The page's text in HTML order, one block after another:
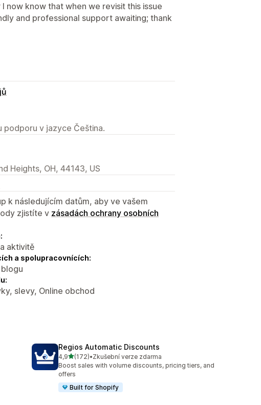
now know that when we revisit this issue
and professional support awaiting; thank
v jazyce Čeština.
Heights, OH, 44143, US
k následujícím datům, aby ve vašem
zjistíte v zásadách ochrany osobních
aktivitě
a spolupracovnících:
slevy, Online obchod
Regios Automatic Discounts
4,9z 5 hvězd
(172)
Celkový počet recenzí: 172
•Zkušební verze zdarma
Boost sales with volume discounts, pricing tiers, and
offers
Built for Shopify